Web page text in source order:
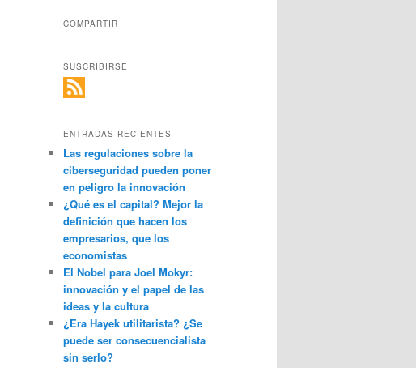
COMPARTIR
SUSCRIBIRSE
ENTRADAS RECIENTES
Las regulaciones sobre la
ciberseguridad pueden poner
en peligro la innovación
¿Qué es el capital? Mejor la
definición que hacen los
empresarios, que los
economistas
El Nobel para Joel Mokyr:
innovación y el papel de las
ideas y la cultura
¿Era Hayek utilitarista? ¿Se
puede ser consecuencialista
sin serlo?